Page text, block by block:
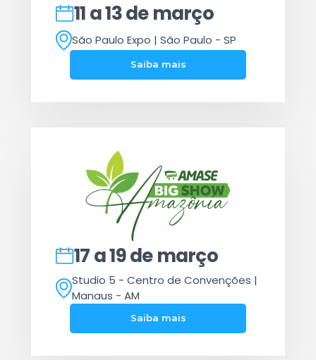
11 a 13 de março
São Paulo Expo | São Paulo - SP
Saiba mais
17 a 19 de março
Studio 5 - Centro de Convenções |
Manaus - AM
Saiba mais